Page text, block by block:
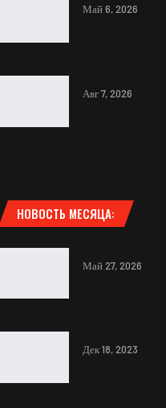
Май 6, 2026
Авг 7, 2026
НОВОСТЬ МЕСЯЦА:
Май 27, 2026
Дек 18, 2023